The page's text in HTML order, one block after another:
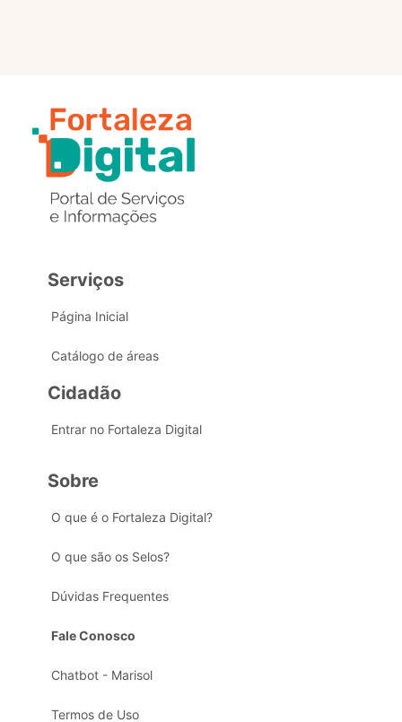
Serviços
Página Inicial
Catálogo de áreas
Cidadão
Entrar no Fortaleza Digital
Sobre
O que é o Fortaleza Digital?
O que são os Selos?
Dúvidas Frequentes
Fale Conosco
Chatbot - Marisol
Termos de Uso